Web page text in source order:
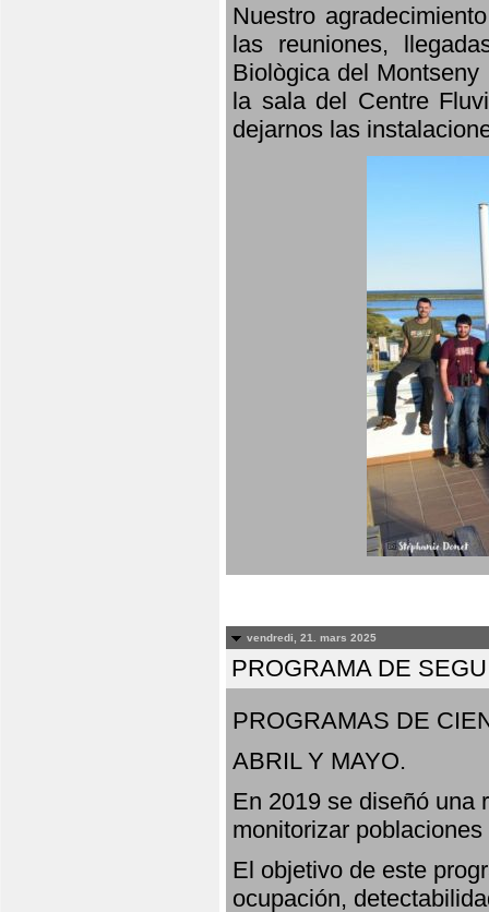
Nuestro
las reuniones,
Biològica del
la sala del Centre
dejarnos las
vendredi, 21. mars 2025
PROGRAMA DE
PROGRAMAS DE
ABRIL Y MAYO.
En 2019 se diseñó una
monitorizar
El objetivo de este
ocupación,